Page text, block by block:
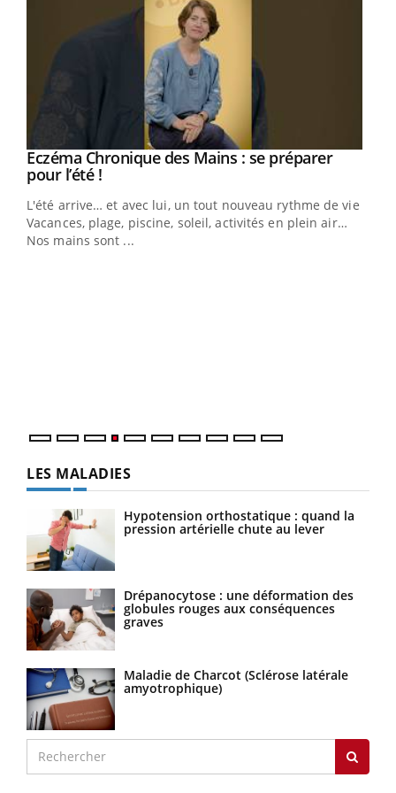
Youtube
Eczéma Chronique des Mains : se préparer
pour l’été !Youtube
L'été arrive… et avec lui, un tout nouveau rythme de vie !
Vacances, plage, piscine, soleil, activités en plein air…
Nos mains sont ...
LES MALADIES
Hypotension orthostatique : quand la
pression artérielle chute au lever
Drépanocytose : une déformation des
globules rouges aux conséquences
graves
Maladie de Charcot (Sclérose latérale
amyotrophique)